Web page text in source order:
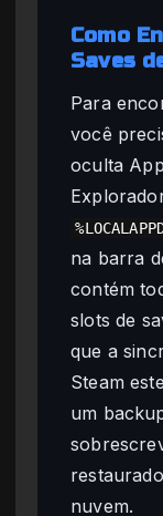
Como
Saves
Para
você
oculta
na barra
contém
slots de
que a
Steam
um
nuvem.